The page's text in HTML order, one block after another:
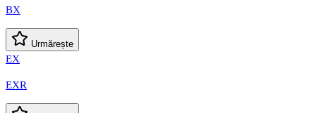
BX
Urmărește
EX
EXR